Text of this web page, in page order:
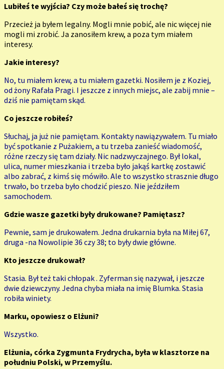
Lubiłeś te wyjścia? Czy może bałeś się trochę?
Przecież ja byłem legalny. Mogli mnie pobić, ale nic więcej nie
mogli mi zrobić. Ja zanosiłem krew, a poza tym miałem
interesy.
Jakie interesy?
No, tu miałem krew, a tu miałem gazetki. Nosiłem je z Koziej,
od żony Rafała Pragi. I jeszcze z innych miejsc, ale zabij mnie –
dziś nie pamiętam skąd.
Co jeszcze robiłeś?
Słuchaj, ja już nie pamiętam. Kontakty nawiązywałem. Tu miało
być spotkanie z Pużakiem, a tu trzeba zanieść wiadomość,
różne rzeczy się tam działy. Nic nadzwyczajnego. Był lokal,
ulica, numer mieszkania i trzeba było jakąś kartkę zostawić
albo zabrać, z kimś się mówiło. Ale to wszystko strasznie długo
trwało, bo trzeba było chodzić pieszo. Nie jeździłem
samochodem.
Gdzie wasze gazetki były drukowane? Pamiętasz?
Pewnie, sam je drukowałem. Jedna drukarnia była na Miłej 67,
druga -na Nowolipie 36 czy 38; to były dwie główne.
Kto jeszcze drukował?
Stasia. Był też taki chłopak . Zyferman się nazywał, i jeszcze
dwie dziewczyny. Jedna chyba miała na imię Blumka. Stasia
robiła winiety.
Marku, opowiesz o Elżuni?
Wszystko.
Elżunia, córka Zygmunta Frydrycha, była w klasztorze na
południu Polski, w Przemyślu.